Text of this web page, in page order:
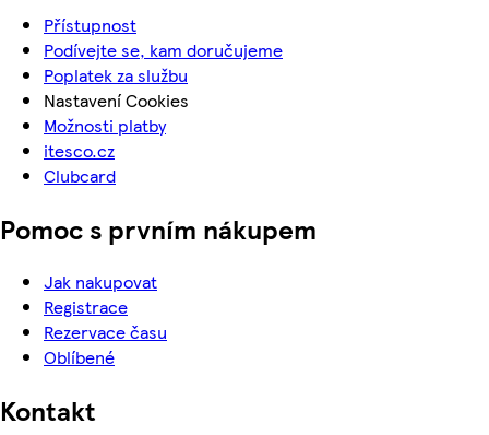
Přístupnost
Podívejte se, kam doručujeme
Poplatek za službu
Nastavení Cookies
Možnosti platby
itesco.cz
Clubcard
Pomoc s prvním nákupem
Jak nakupovat
Registrace
Rezervace času
Oblíbené
Kontakt